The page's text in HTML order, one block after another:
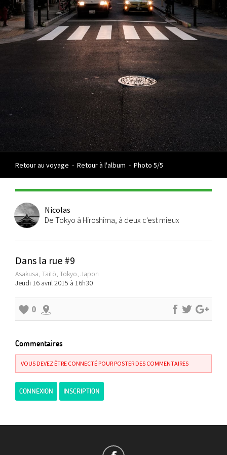
Retour au voyage - Retour à l'album - Photo 5/5
Nicolas
De Tokyo à Hiroshima, à deux c'est mieux
Dans la rue #9
Asakusa, Taitō, Tokyo, Japon
Jeudi 16 avril 2015 à 16h30
0
Commentaires
VOUS DEVEZ ÊTRE CONNECTÉ POUR POSTER DES COMMENTAIRES
CONNEXION INSCRIPTION